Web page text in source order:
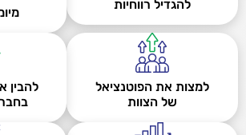
להגדיל רווחיות
למצות את הפוטנציאל
של הצוות
להבין